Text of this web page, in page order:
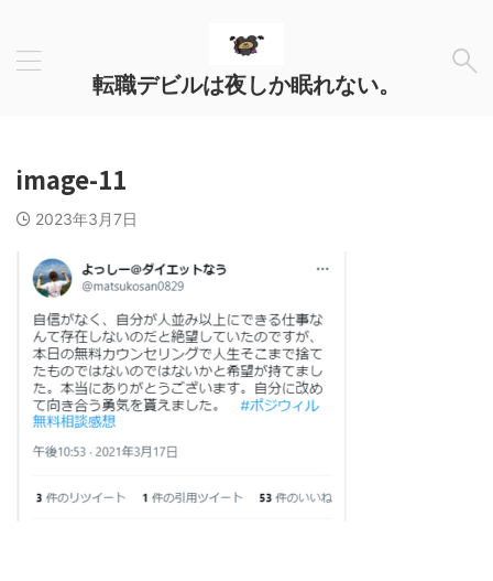
転職デビルは夜しか眠れない。
image-11
2023年3月7日